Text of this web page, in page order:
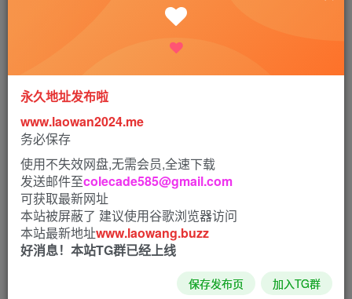
永久地址发布啦
www.laowan2024.me
务必保存
使用不失效网盘,无需会员,全速下载
发送邮件至colecade585@gmail.com
可获取最新网址
本站被屏蔽了 建议使用谷歌浏览器访问
本站最新地址www.laowang.buzz
好消息！本站TG群已经上线
保存发布页 加入TG群